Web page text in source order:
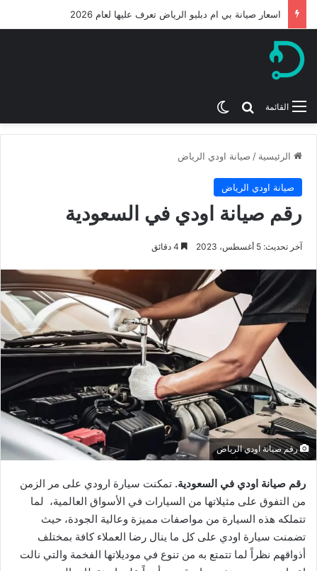
اسعار صيانة بي ام دبليو الرياض تعرف عليها لعام 2026
القائمة بحث عن
الرئيسية / صيانة اودي الرياض
صيانة اودي الرياض
رقم صيانة اودي في السعودية
آخر تحديث: 5 أغسطس، 2023
رقم صيانة اودي الرياض
رقم صيانة اودي في السعودية. تمكنت سيارة ارودي على مر الزمن
من التفوق على مثيلاتها من السيارات في الأسواق العالمية، لما
تتملكه هذه السيارة من مواصفات مميزة وعالية الجودة، حيث
تضمنت سيارة اودي على كل ما ينال رضا العملاء كافة بمختلف
أذواقهم نظراً لما تتمتع به من تنوع في موديلاتها الفخمة والتي نالت